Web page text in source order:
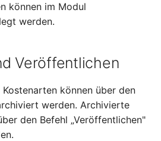
können im Modul
werden.
Veröffentlichen
können über den
werden. Archivierte
den Befehl „Veröffentlichen"